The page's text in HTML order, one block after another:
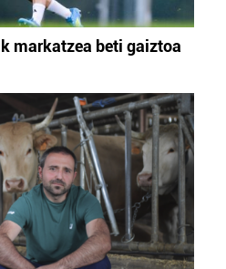
markatzea beti gaiztoa